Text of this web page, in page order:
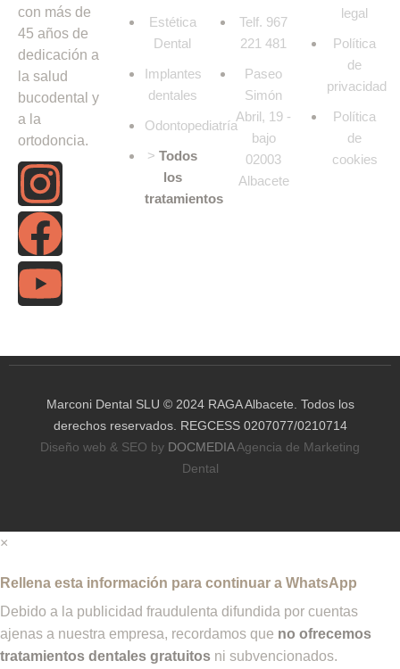
con más de
45 años de
dedicación a
la salud
bucodental y
a la
ortodoncia.
Estética
Dental
Implantes
dentales
Odontopediatría
> Todos
los
tratamientos
Telf. 967
221 481
Paseo
Simón
Abril, 19 -
bajo
02003
Albacete
legal
Política
de
privacidad
Política
de
cookies
Marconi Dental SLU © 2024 RAGA Albacete. Todos los
derechos reservados. REGCESS 0207077/0210714
Diseño web & SEO by DOCMEDIAAgencia de Marketing
Dental
×
Rellena esta información para continuar a WhatsApp
Debido a la publicidad fraudulenta difundida por cuentas
ajenas a nuestra empresa, recordamos que no ofrecemos
tratamientos dentales gratuitos ni subvencionados.